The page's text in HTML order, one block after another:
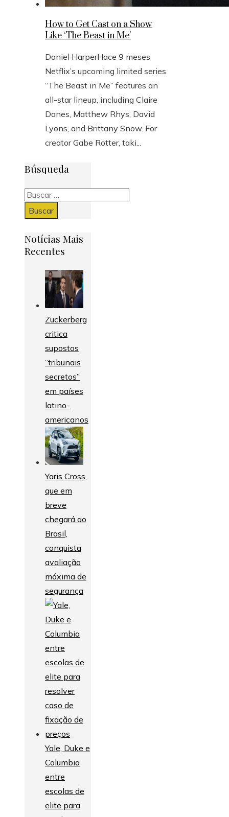
How to Get Cast on a Show
Like ‘The Beast in Me’
Daniel HarperHace 9 meses
Netflix’s upcoming limited series
“The Beast in Me” features an
all-star lineup, including Claire
Danes, Matthew Rhys, David
Lyons, and Brittany Snow. For
creator Gabe Rotter, taki...
Búsqueda
Buscar:
Notícias Mais
Recentes
Zuckerberg
critica
supostos
“tribunais
secretos”
em países
latino-
americanos
Yaris Cross,
que em
breve
chegará ao
Brasil,
conquista
avaliação
máxima de
segurança
Yale, Duke e
Columbia
entre
escolas de
elite para